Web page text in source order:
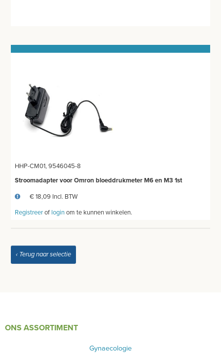
GLUCOSEMETER EN TOEBEHOREN
OTOSCOOP EN TOEBEHOREN
SATURATIEMETER
DEFIBRILLATOR AED - ECG
HHP-CM01, 9546045-8
Stroomadapter voor Omron bloeddrukmeter M6 en M3 1st
€ 18,09 Incl. BTW
Registreerof loginom te kunnen winkelen.
‹ Terug naar selectie
ONS ASSORTIMENT
Gynaecologie